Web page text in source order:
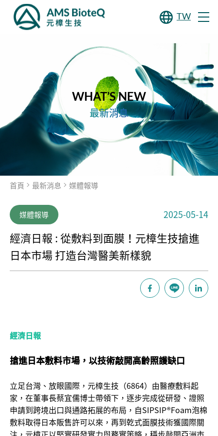
TW
WHAT’S NEW
最新消息
首頁 最新消息 媒體報導
媒體報導 2025-05-14
經濟日報 : 從敷料到面膜！元樟生技搶進
日本市場 打造台灣醫美新樣貌
經濟日報
搶進日本敷料市場，以技術敲開高齡照護缺口
立足台灣、放眼國際，元樟生技 （6864） 由醫療敷料起
家，在董事長蔡宜儒博士帶領下，逐步完成從研發、證照
申請到跨境出口與通路拓展的布局，自SIPSIP®Foam泡棉
敷料取得日本販售許可以來，再到乾式面膜技術獲國際關